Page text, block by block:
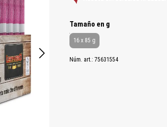
Tamaño en gauswählen
16 x 85 g
Núm. art.: 75631554